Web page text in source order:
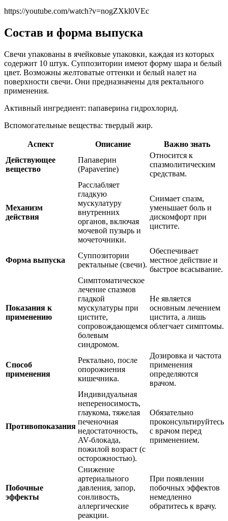
https://youtube.com/watch?v=nogZXkl0VEc
Состав и форма выпуска
Свечи упакованы в ячейковые упаковки, каждая из которых
содержит 10 штук. Суппозитории имеют форму шара и белый
цвет. Возможны желтоватые оттенки и белый налет на
поверхности свечи. Они предназначены для ректального
применения.
Активный ингредиент: папаверина гидрохлорид.
Вспомогательные вещества: твердый жир.
Аспект Описание
Важно знать
Действующее
вещество
Папаверин
(Papaverine)
Относится к
спазмолитическим
средствам.
Механизм
действия
Расслабляет
гладкую
мускулатуру
внутренних
органов, включая
мочевой пузырь и
мочеточники.
Снимает спазм,
уменьшает боль и
дискомфорт при
цистите.
Форма выпуска
Суппозитории
ректальные (свечи).
Обеспечивает
местное действие и
быстрое всасывание.
Показания к
применению
Симптоматическое
лечение спазмов
гладкой
мускулатуры при
цистите,
сопровождающемся
болевым
синдромом.
Не является
основным лечением
цистита, а лишь
облегчает симптомы.
Способ
применения
Ректально, после
опорожнения
кишечника.
Дозировка и частота
применения
определяются
врачом.
Противопоказания
Индивидуальная
непереносимость,
глаукома, тяжелая
печеночная
недостаточность,
AV-блокада,
пожилой возраст (с
осторожностью).
Обязательно
проконсультируйтесь
с врачом перед
применением.
Побочные
эффекты
Снижение
артериального
давления, запор,
сонливость,
аллергические
реакции.
При появлении
побочных эффектов
немедленно
обратитесь к врачу.